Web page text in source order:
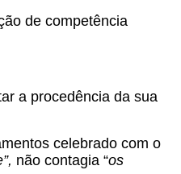
de competência
a procedência da sua
celebrado com o
não contagia “os